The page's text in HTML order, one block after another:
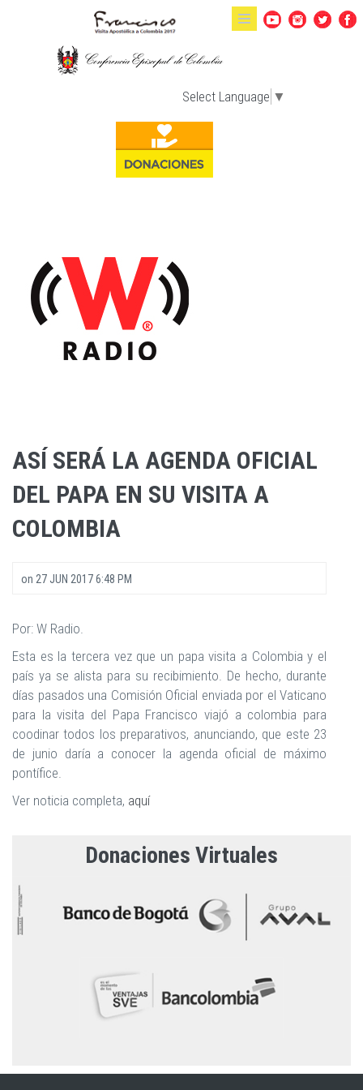
Pasar al contenido principal
Select Language ▼
ASÍ SERÁ LA AGENDA OFICIAL
DEL PAPA EN SU VISITA A
COLOMBIA
on 27 JUN 2017 6:48 PM
Por: W Radio.
Esta es la tercera vez que un papa visita a Colombia y el
país ya se alista para su recibimiento. De hecho, durante
días pasados una Comisión Oficial enviada por el Vaticano
para la visita del Papa Francisco viajó a colombia para
coodinar todos los preparativos, anunciando, que este 23
de junio daría a conocer la agenda oficial de máximo
pontífice.
Ver noticia completa, aquí
Donaciones Virtuales